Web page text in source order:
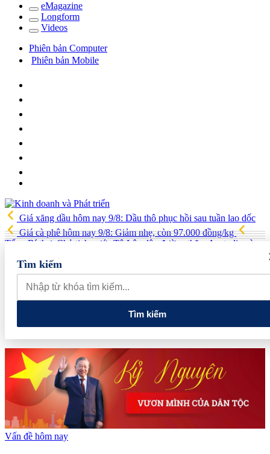
eMagazine
Longform
Videos
Phiên bản Computer
Phiên bản Mobile
Giá xăng dầu hôm nay 9/8: Dầu thô phục hồi sau tuần lao dốc
Giá cà phê hôm nay 9/8: Giảm nhẹ, còn 97.000 đồng/kg
Tổng Bí thư, Chủ tịch nước Tô Lâm lên đường thăm Australia và
New Zealand
quan đến lĩnh vực tài chính, ngân hàng
Xử lý đến cùng các
vướng mắc, không đẩy doanh nghiệp đi vòng
Tìm kiếm
Tìm kiếm
Vấn đề hôm nay